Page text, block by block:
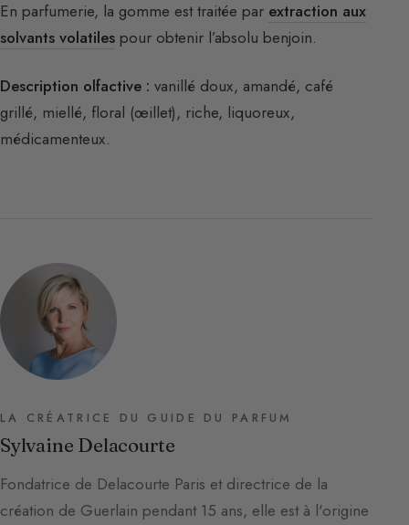
En parfumerie, la gomme est traitée par extraction aux
solvants volatiles pour obtenir l’absolu benjoin.
Description olfactive : vanillé doux, amandé, café
grillé, miellé, floral (œillet), riche, liquoreux,
médicamenteux.
LA CRÉATRICE DU GUIDE DU PARFUM
Sylvaine Delacourte
Fondatrice de Delacourte Paris et directrice de la
création de Guerlain pendant 15 ans, elle est à l'origine